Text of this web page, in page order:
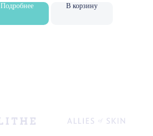
Подробнее В корзину